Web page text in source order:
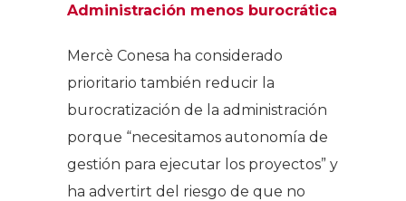
Administración menos burocrática
Mercè Conesa ha considerado
prioritario también reducir la
burocratización de la administración
porque “necesitamos autonomía de
gestión para ejecutar los proyectos” y
ha advertirt del riesgo de que no